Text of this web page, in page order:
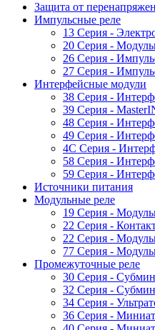
Защита от
Импульсные реле
13 Серия -
20 Серия -
26 Серия -
27 Серия -
Интерфейсные модули
38 Cерия -
39 Cерия -
48 Cерия -
49 Серия -
4C Серия -
58 Серия -
59 Серия -
Источники питания
Модульные реле
19 Cерия -
22 Серия -
22 Серия -
77 Серия -
Промежуточные реле
30 Серия -
32 Серия -
34 Серия -
36 Серия -